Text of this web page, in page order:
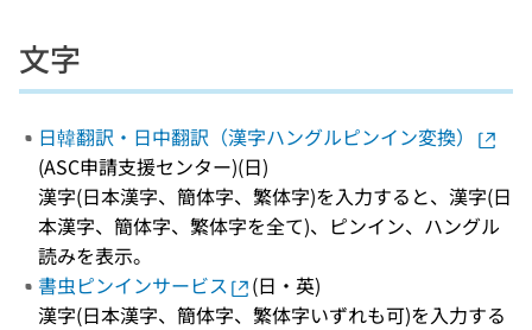
文字
日韓翻訳・日中翻訳（漢字ハングルピンイン変換）
(ASC申請支援センター)(日)
漢字(日本漢字、簡体字、繁体字)を入力すると、漢字(日
本漢字、簡体字、繁体字を全て)、ピンイン、ハングル
読みを表示。
書虫ピンインサービス
(日・英)
漢字(日本漢字、簡体字、繁体字いずれも可)を入力する